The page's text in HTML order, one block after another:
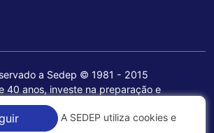
a Sedep © 1981 - 2015
40 anos, investe na preparação e
e na aquisição de tecnologia de
de seu portfólio de serviços voltados
A SEDEP utiliza cookies e